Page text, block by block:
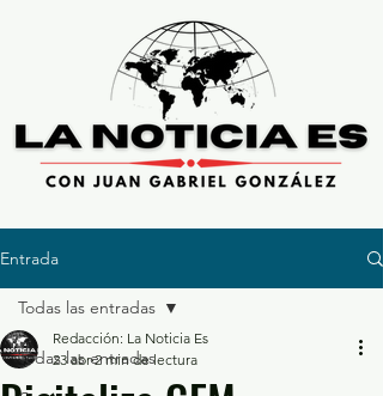
Entrada
Todas las entradas
Todas las entradas
Redacción: La Noticia Es
23 abr 2 min de lectura